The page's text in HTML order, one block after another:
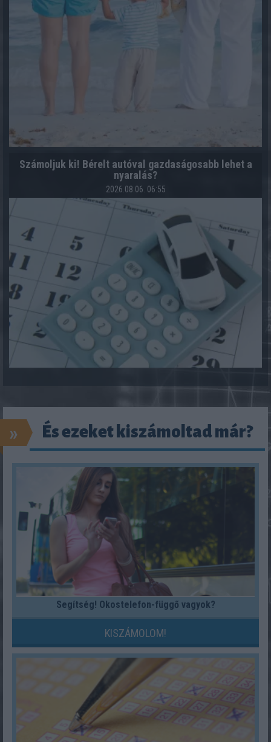
Számoljuk ki! Bérelt autóval gazdaságosabb lehet a
nyaralás?
2026.08.06. 06:55
» És ezeket kiszámoltad már?
Segítség! Okostelefon-függő vagyok?
KISZÁMOLOM!